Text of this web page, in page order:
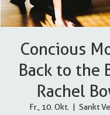
Concious
Back to the
Rachel
Fr., 10. Okt.
  |
Sankt